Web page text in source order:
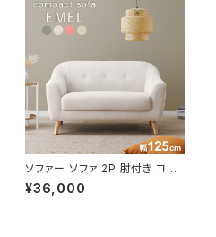
ソファー ソファ 2P 肘付き コン
パクトソファ 一人暮らし おしゃ
れ カワイイ 幅125
¥36,000